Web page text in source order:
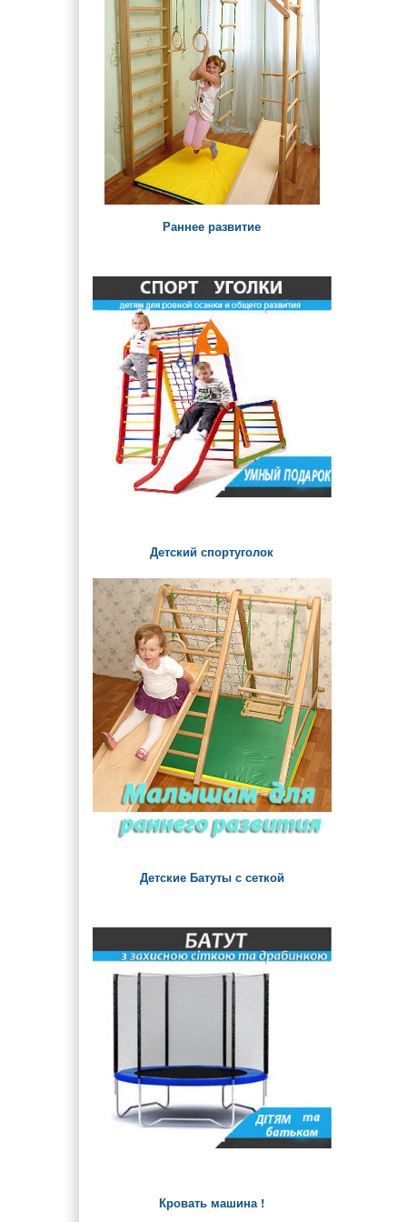
Урны, арки и ограждения
Детские лавки и столики
Паровозики и Машинки на
детскую площадку
Раннее развитие
Детский спортуголок
Детские Батуты с сеткой
Кровать машина !